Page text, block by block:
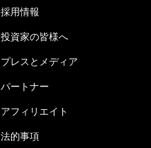
採用情報
投資家の皆様へ
プレスとメディア
パートナー
アフィリエイト
法的事項